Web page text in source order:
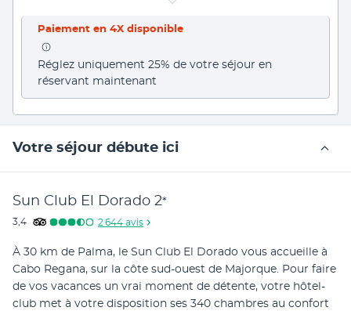
Paiement en 4X disponible
Réglez uniquement 25% de votre séjour en
réservant maintenant
Votre séjour débute ici
Sun Club El Dorado 2*
3,4 2 644 avis
À 30 km de Palma, le Sun Club El Dorado vous accueille à
Cabo Regana, sur la côte sud-ouest de Majorque. Pour faire
de vos vacances un vrai moment de détente, votre hôtel-
club met à votre disposition ses 340 chambres au confort